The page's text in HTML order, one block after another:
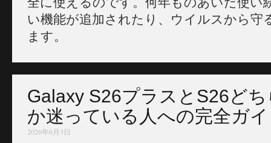
い機能が追加されたり、ウイルスから守
ます。
Galaxy S26プラスとS26ど
か迷っている人への完全ガ
2026年6月3日